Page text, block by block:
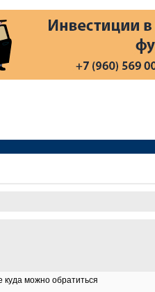
можно обратиться